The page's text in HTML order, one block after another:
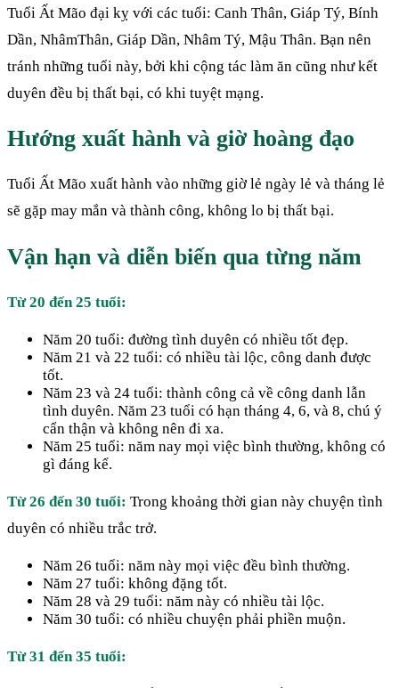
Tuổi Ất Mão đại kỵ với các tuổi: Canh Thân, Giáp Tý, Bính
Dần, NhâmThân, Giáp Dần, Nhâm Tý, Mậu Thân. Bạn nên
tránh những tuổi này, bởi khi cộng tác làm ăn cũng như kết
duyên đều bị thất bại, có khi tuyệt mạng.
Hướng xuất hành và giờ hoàng đạo
Tuổi Ất Mão xuất hành vào những giờ lẻ ngày lẻ và tháng lẻ
sẽ gặp may mắn và thành công, không lo bị thất bại.
Vận hạn và diễn biến qua từng năm
Từ 20 đến 25 tuổi:
Năm 20 tuổi: đường tình duyên có nhiều tốt đẹp.
Năm 21 và 22 tuổi: có nhiều tài lộc, công danh được
tốt.
Năm 23 và 24 tuổi: thành công cả về công danh lẫn
tình duyên. Năm 23 tuổi có hạn tháng 4, 6, và 8, chú ý
cẩn thận và không nên đi xa.
Năm 25 tuổi: năm nay mọi việc bình thường, không có
gì đáng kể.
Từ 26 đến 30 tuổi: Trong khoảng thời gian này chuyện tình
duyên có nhiều trắc trở.
Năm 26 tuổi: năm này mọi việc đều bình thường.
Năm 27 tuổi: không đặng tốt.
Năm 28 và 29 tuổi: năm này có nhiều tài lộc.
Năm 30 tuổi: có nhiều chuyện phải phiền muộn.
Từ 31 đến 35 tuổi: